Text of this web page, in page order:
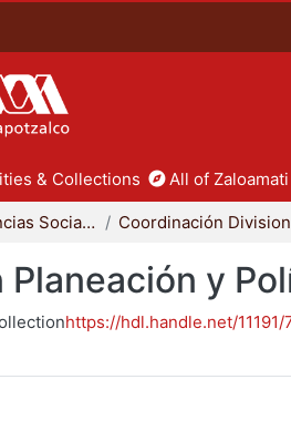
& Collections All of Zaloamati
División de Ciencias Sociales y Humanidades
Planeación y
https://hdl.handle.net/11191/